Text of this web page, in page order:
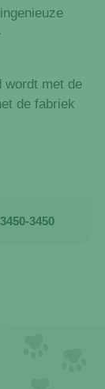
wordt met de
de fabriek
3450